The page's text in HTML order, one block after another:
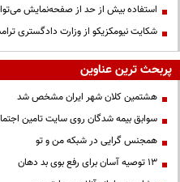
استفاده بیش از حد از صفحه‌نمایش
شکایت نیومکزیکو از وزارت دادگستری
پربحث ترین عناوین
هشتمین کلان شهر ایران مشخص شد
سوابق بیمه شدگان روی سایت تامین
همجنس گرایی در شبکه من و تو
13 توصیه آسان برای رفع بوی بد دهان